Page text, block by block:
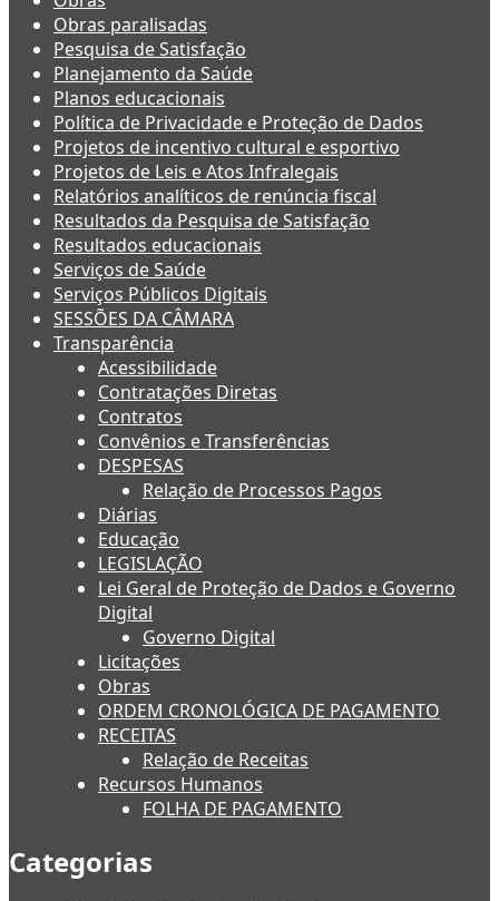
Obras paralisadas
Pesquisa de Satisfação
Planejamento da Saúde
Planos educacionais
Política de Privacidade e Proteção de Dados
Projetos de incentivo cultural e esportivo
Projetos de Leis e Atos Infralegais
Relatórios analíticos de renúncia fiscal
Resultados da Pesquisa de Satisfação
Resultados educacionais
Serviços de Saúde
Serviços Públicos Digitais
SESSÕES DA CÂMARA
Transparência
Acessibilidade
Contratações Diretas
Contratos
Convênios e Transferências
DESPESAS
Relação de Processos Pagos
Diárias
Educação
LEGISLAÇÃO
Lei Geral de Proteção de Dados e Governo
Digital
Governo Digital
Licitações
Obras
ORDEM CRONOLÓGICA DE PAGAMENTO
RECEITAS
Relação de Receitas
Recursos Humanos
FOLHA DE PAGAMENTO
Categorias